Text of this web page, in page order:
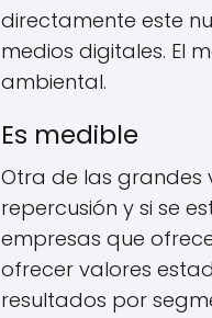
directamente este
medios digitales. El
ambiental.
Es medible
Otra de las grandes
repercusión y si se
empresas que
ofrecer valores
resultados por